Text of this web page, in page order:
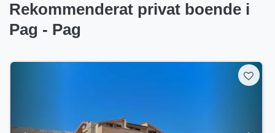
Rekommenderat privat boende i
Pag - Pag